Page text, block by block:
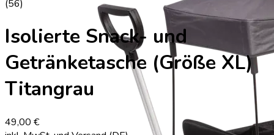
(56)
Isolierte Snack- und
Getränketasche (Größe XL)
Titangrau
49,00 €